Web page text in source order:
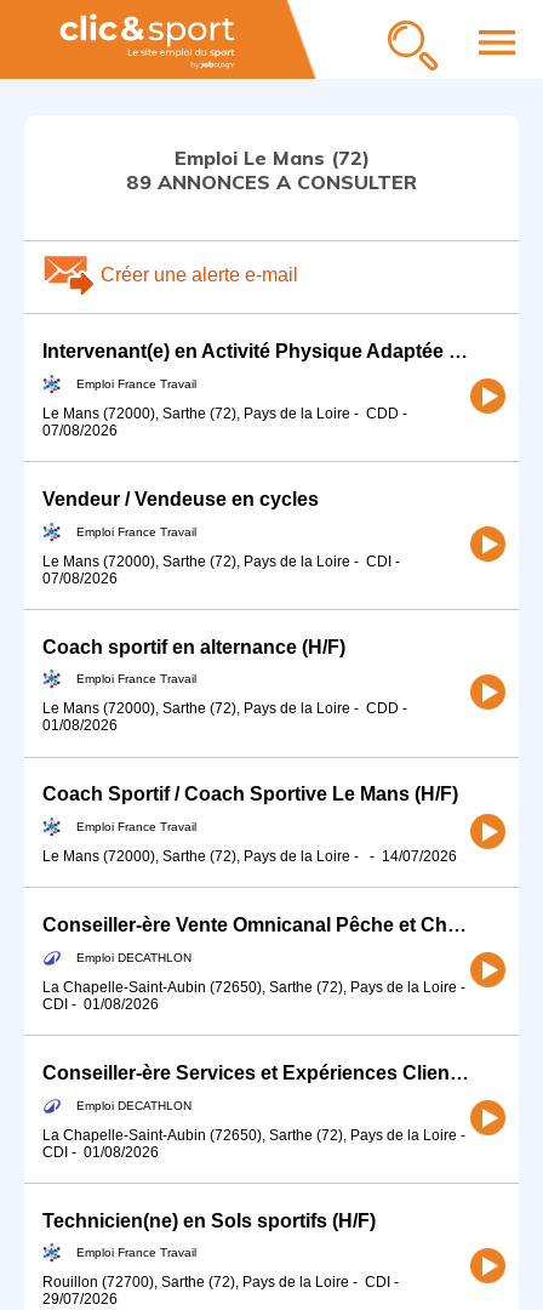
menu
Emploi Le Mans (72)
89 ANNONCES A CONSULTER
Créer une alerte e-mail
Intervenant(e) en Activité Physique Adaptée 72 H/F (H/F)
Emploi France Travail
Le Mans (72000), Sarthe (72), Pays de la Loire - CDD -
07/08/2026
Vendeur / Vendeuse en cycles
Emploi France Travail
Le Mans (72000), Sarthe (72), Pays de la Loire - CDI -
07/08/2026
Coach sportif en alternance (H/F)
Emploi France Travail
Le Mans (72000), Sarthe (72), Pays de la Loire - CDD -
01/08/2026
Coach Sportif / Coach Sportive Le Mans (H/F)
Emploi France Travail
Le Mans (72000), Sarthe (72), Pays de la Loire - - 14/07/2026
Conseiller-ère Vente Omnicanal Pêche et Chasse (H/F) - Temps partiel 25H
Emploi DECATHLON
La Chapelle-Saint-Aubin (72650), Sarthe (72), Pays de la Loire -
CDI - 01/08/2026
Conseiller-ère Services et Expériences Client (H/F) - Temps partiel
Emploi DECATHLON
La Chapelle-Saint-Aubin (72650), Sarthe (72), Pays de la Loire -
CDI - 01/08/2026
Technicien(ne) en Sols sportifs (H/F)
Emploi France Travail
Rouillon (72700), Sarthe (72), Pays de la Loire - CDI -
29/07/2026